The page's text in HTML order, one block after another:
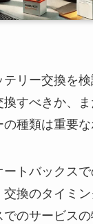
リー交換を
換すべきか、
種類は重要な
トバックス
換のタイミン
のサービス